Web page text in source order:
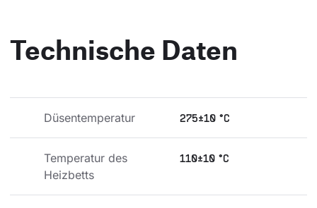
Technische Daten
Düsentemperatur 275±10 °C
Temperatur des
Heizbetts
110±10 °C